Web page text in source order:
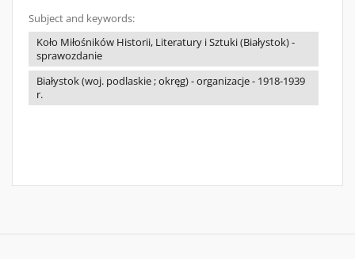
Subject and keywords:
Koło Miłośników Historii, Literatury i Sztuki (Białystok) -
sprawozdanie
Białystok (woj. podlaskie ; okręg) - organizacje - 1918-1939
r.